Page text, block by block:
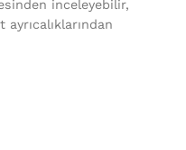
inceleyebilir,